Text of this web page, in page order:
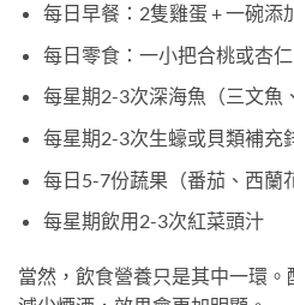
每日早餐：2隻雞蛋 + 一碗添
每日零食：一小把合桃或杏仁
每星期2-3次深海魚（三文魚
每星期2-3次生蠔或貝類補充
每日5-7份蔬果（番茄、西蘭
每星期飲用2-3次紅菜頭汁
當然，飲食營養只是其中一環。